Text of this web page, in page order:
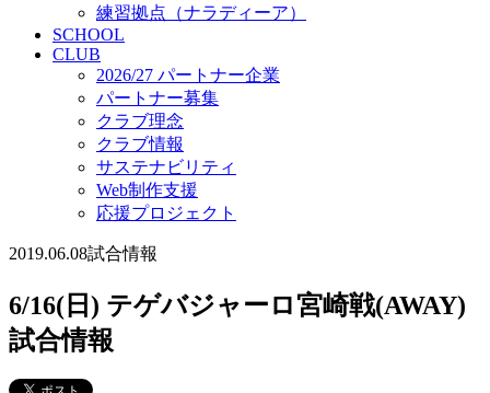
練習拠点（ナラディーア）
SCHOOL
CLUB
2026/27 パートナー企業
パートナー募集
クラブ理念
クラブ情報
サステナビリティ
Web制作支援
応援プロジェクト
2019.06.08試合情報
6/16(日) テゲバジャーロ宮崎戦(AWAY)
試合情報